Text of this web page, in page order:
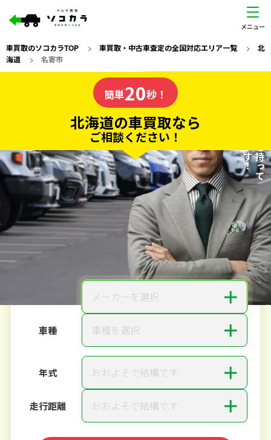
車買取のソコカラTOP > 車買取・中古車査定の全国対応エリア一覧> 北
海道 > 名寄市
の車買取なら
ソコカラの
電話か出張か、高い方の査定を提案。
だから高価買取!
私たちが責任を持って
査定いたします！
簡単20秒！
北海道の車買取なら
ご相談ください！
20秒で入力完了！
無料で カンタンWeb査定
ご依頼いただいたお車を丁寧に査定いたします
メーカーを選択 ＋
車種 車種を選択 ＋
年式 おおよそで結構です ＋
走行距離 おおよそで結構です ＋